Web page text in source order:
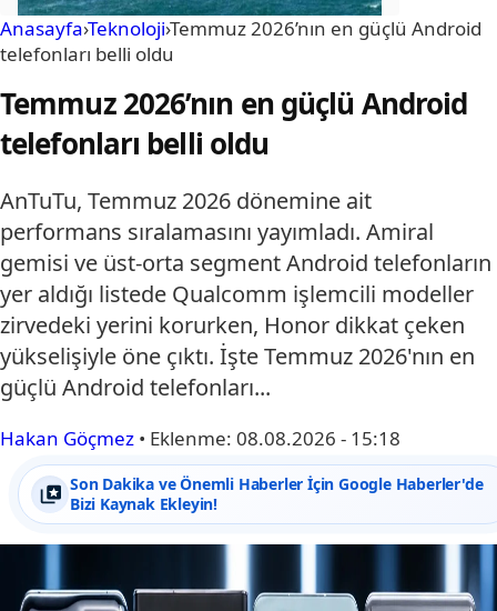
Anasayfa›Teknoloji›Temmuz 2026’nın en güçlü Android
telefonları belli oldu
Temmuz 2026’nın en güçlü Android
telefonları belli oldu
AnTuTu, Temmuz 2026 dönemine ait
performans sıralamasını yayımladı. Amiral
gemisi ve üst-orta segment Android telefonların
yer aldığı listede Qualcomm işlemcili modeller
zirvedeki yerini korurken, Honor dikkat çeken
yükselişiyle öne çıktı. İşte Temmuz 2026'nın en
güçlü Android telefonları...
Hakan Göçmez • Eklenme: 08.08.2026 - 15:18
Son Dakika ve Önemli Haberler İçin Google Haberler'de
Bizi Kaynak Ekleyin!